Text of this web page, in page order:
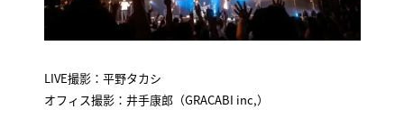
LIVE撮影：平野タカシ
オフィス撮影：井手康郎（GRACABI inc,）